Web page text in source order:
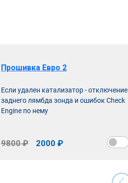
Прошивка Евро 2
Если удален катализатор - отключение
заднего лямбда зонда и ошибок Check
Engine по нему
9800 ₽ 2000 ₽